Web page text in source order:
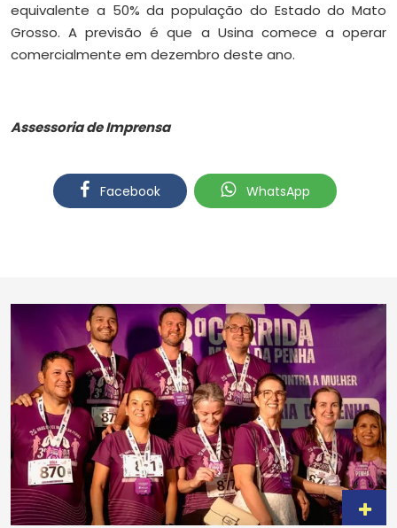
equivalente a 50% da população do Estado do Mato
Grosso. A previsão é que a Usina comece a operar
comercialmente em dezembro deste ano.
Assessoria de Imprensa
Facebook WhatsApp